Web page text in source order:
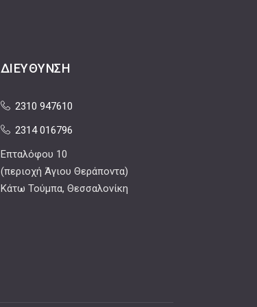
ΔΙΕΎΘΥΝΣΗ
2310 947610
2314 016796
Επταλόφου 10
(περιοχή Άγιου Θεράποντα)
Κάτω Τούμπα, Θεσσαλονίκη